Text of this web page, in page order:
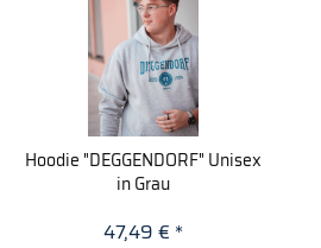
Hoodie "DEGGENDORF" Unisex
in Grau
47,49 € *